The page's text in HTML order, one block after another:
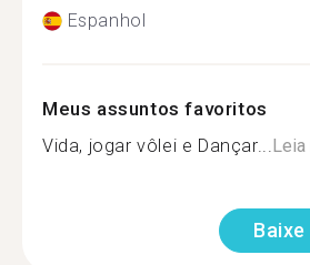
Espanhol
Meus assuntos favoritos
Vida, jogar vôlei e Dançar...